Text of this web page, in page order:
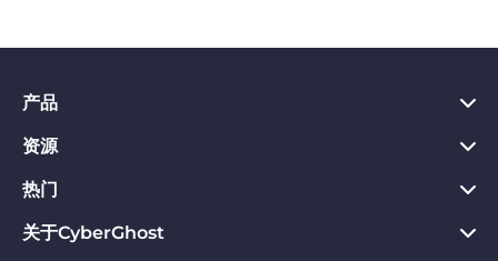
产品
PC VPN应用
Chrome VPN应用
Mac VPN应用
资源
VPN是什么
Privacy Hub
热门
CyberGhost VPN评价
关于CyberGhost